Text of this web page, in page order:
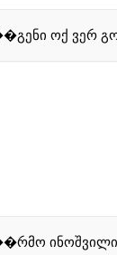
ოქ ვერ
ინოშვილი